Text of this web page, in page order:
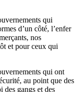
qui
d’un côté, l’enfer
nos
et pour ceux qui
qui ont
au point que des
des gangs et des